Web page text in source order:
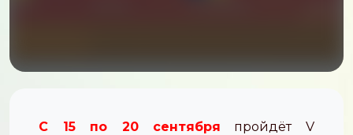
C 15 по 20 сентября
пройдёт V